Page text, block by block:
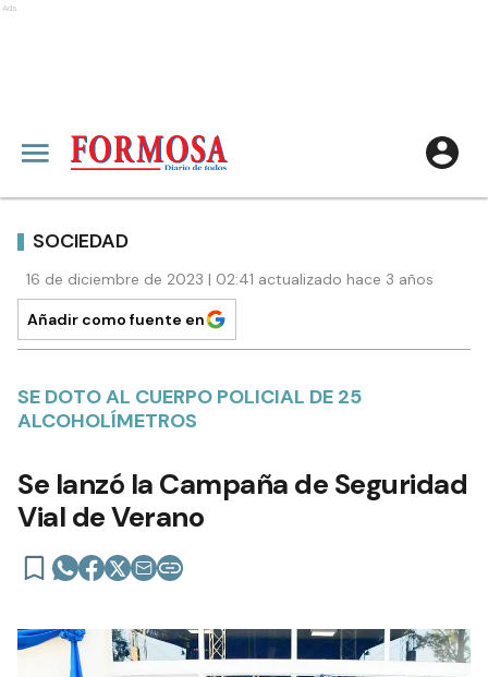
Ads
SOCIEDAD
16 de diciembre de 2023 | 02:41 actualizado hace 3 años
Añadir como fuente en
SE DOTO AL CUERPO POLICIAL DE 25
ALCOHOLÍMETROS
Se lanzó la Campaña de Seguridad
Vial de Verano